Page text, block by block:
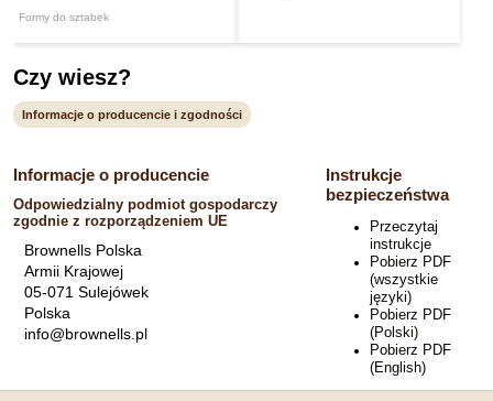
Formy do sztabek
Czy wiesz?
Informacje o producencie i zgodności
Informacje o producencie
Odpowiedzialny podmiot gospodarczy
zgodnie z rozporządzeniem UE
Brownells Polska
Armii Krajowej
05-071 Sulejówek
Polska
info@brownells.pl
Instrukcje
bezpieczeństwa
Przeczytaj
instrukcje
Pobierz PDF
(wszystkie
języki)
Pobierz PDF
(Polski)
Pobierz PDF
(English)